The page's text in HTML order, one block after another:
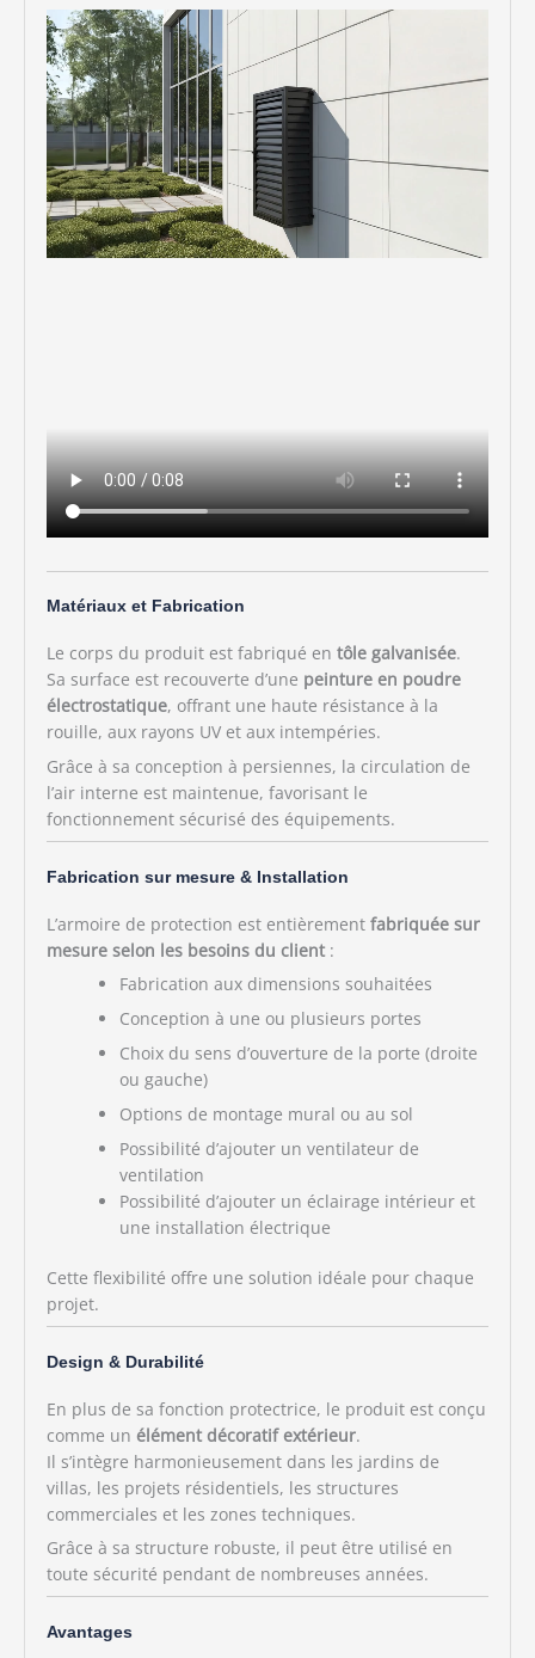
Matériaux et Fabrication
Le corps du produit est fabriqué en tôle galvanisée.
Sa surface est recouverte d’une peinture en poudre
électrostatique, offrant une haute résistance à la
rouille, aux rayons UV et aux intempéries.
Grâce à sa conception à persiennes, la circulation de
l’air interne est maintenue, favorisant le
fonctionnement sécurisé des équipements.
Fabrication sur mesure & Installation
L’armoire de protection est entièrement fabriquée sur
mesure selon les besoins du client:
Fabrication aux dimensions souhaitées
Conception à une ou plusieurs portes
Choix du sens d’ouverture de la porte (droite
ou gauche)
Options de montage mural ou au sol
Possibilité d’ajouter un ventilateur de
ventilation
Possibilité d’ajouter un éclairage intérieur et
une installation électrique
Cette flexibilité offre une solution idéale pour chaque
projet.
Design & Durabilité
En plus de sa fonction protectrice, le produit est conçu
comme un élément décoratif extérieur.
Il s’intègre harmonieusement dans les jardins de
villas, les projets résidentiels, les structures
commerciales et les zones techniques.
Grâce à sa structure robuste, il peut être utilisé en
toute sécurité pendant de nombreuses années.
Avantages